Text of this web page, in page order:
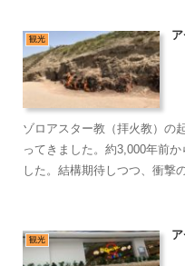
観光
ゾロアスター教（拝火教）の
ってきました。約3,000年前
した。結構期待しつつ、衝撃
観光